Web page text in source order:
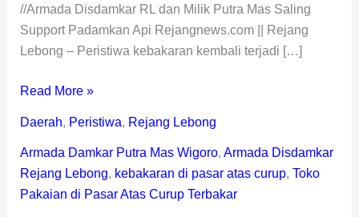
//Armada Disdamkar RL dan Milik Putra Mas Saling
Support Padamkan Api Rejangnews.com || Rejang
Lebong – Peristiwa kebakaran kembali terjadi […]
Read More »
Daerah, Peristiwa, Rejang Lebong
Armada Damkar Putra Mas Wigoro, Armada Disdamkar
Rejang Lebong, kebakaran di pasar atas curup, Toko
Pakaian di Pasar Atas Curup Terbakar